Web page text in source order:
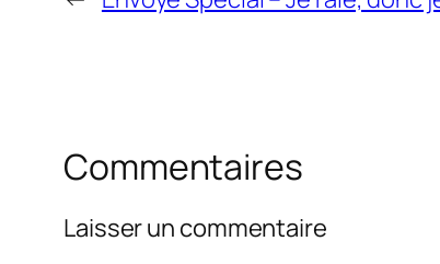
Commentaires
Laisser un commentaire